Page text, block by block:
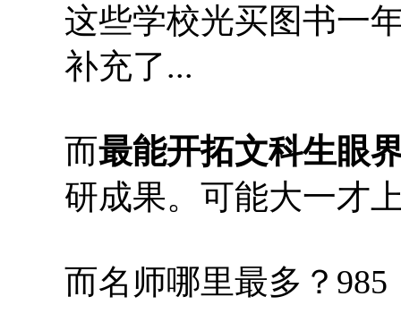
这些学校光买图书一
补充了...
而最能开拓文科生眼
研成果。可能大一才
而名师哪里最多？